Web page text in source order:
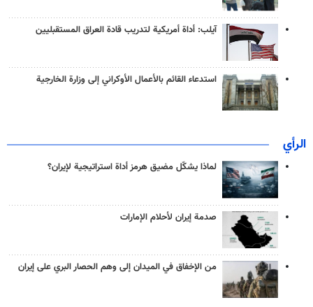
آيلب: أداة أمريكية لتدريب قادة العراق المستقبليين
استدعاء القائم بالأعمال الأوكراني إلى وزارة الخارجية
الرأي
لماذا يشكّل مضيق هرمز أداة استراتيجية لإيران؟
صدمة إيران لأحلام الإمارات
من الإخفاق في الميدان إلى وهم الحصار البري على إيران